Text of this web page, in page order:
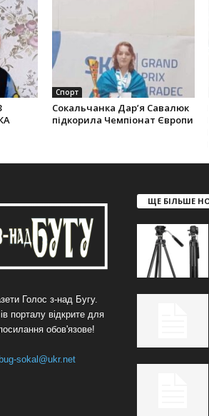
Спорт
Сокальчанка Дар’я Савалюк
підкорила Чемпіонат Європи
Голос з-над Бугу.
порталу відкрите для
обов'язове!
bug-sokal@ukr.net
ЩЕ БІЛЬШЕ